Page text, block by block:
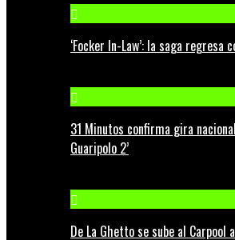
‘Focker In-Law’: la saga regresa
31 Minutos confirma gira
Guaripolo 2’
De La Ghetto se sube al Carpool